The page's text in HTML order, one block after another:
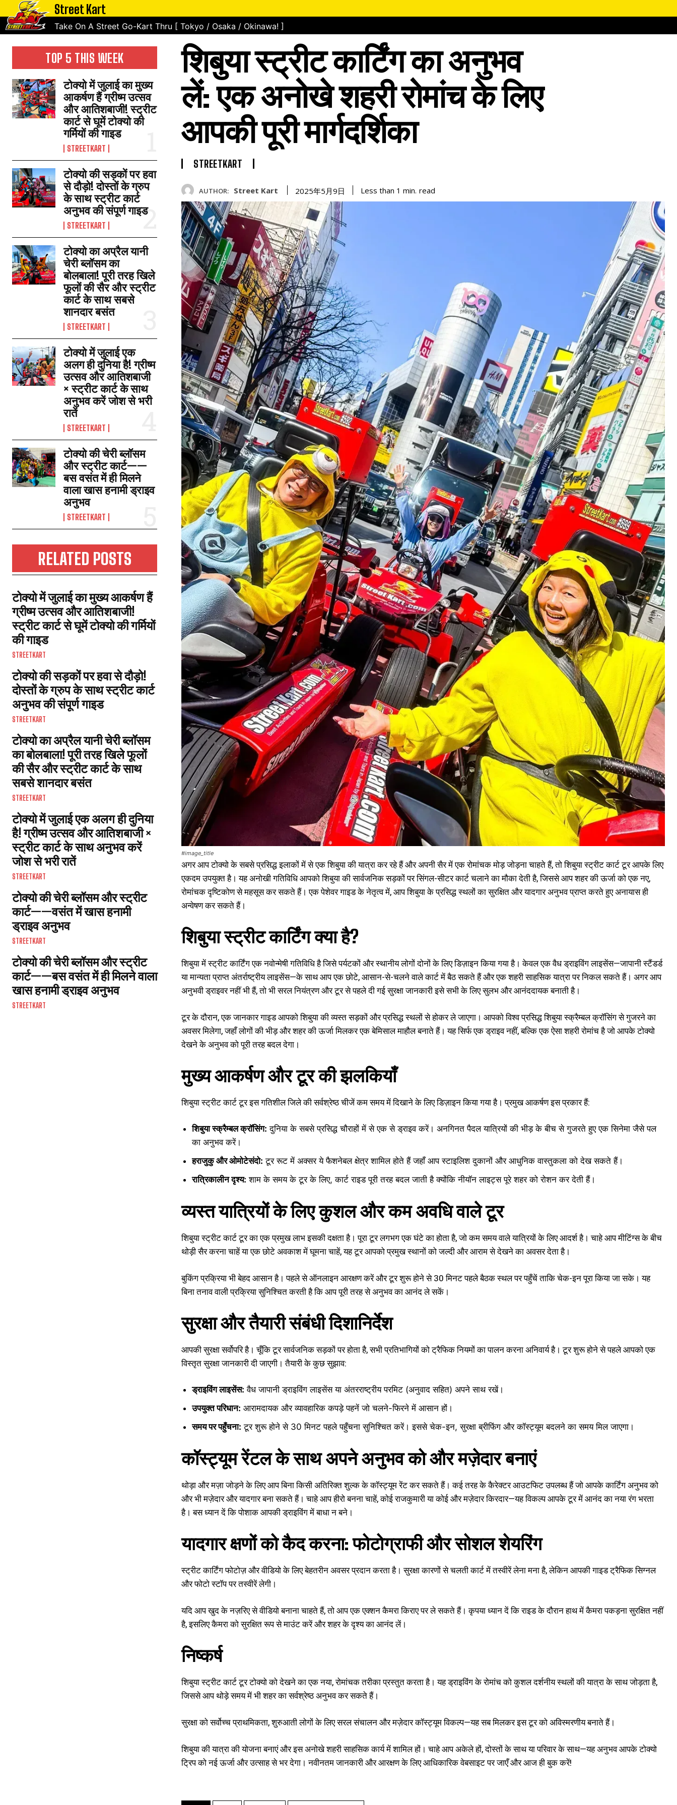
Street Kart
Take On A Street Go-Kart Thru [ Tokyo / Osaka / Okinawa! ]
TOP 5 THIS WEEK
टोक्यो में जुलाई का मुख्य
आकर्षण हैं ग्रीष्म उत्सव
और आतिशबाजी! स्ट्रीट
कार्ट से घूमें टोक्यो की
गर्मियों की गाइड
STREETKART
टोक्यो की सड़कों पर हवा
से दौड़ो! दोस्तों के ग्रुप
के साथ स्ट्रीट कार्ट
अनुभव की संपूर्ण गाइड
STREETKART
टोक्यो का अप्रैल यानी
चेरी ब्लॉसम का
बोलबाला! पूरी तरह खिले
फूलों की सैर और स्ट्रीट
कार्ट के साथ सबसे
शानदार बसंत
STREETKART
टोक्यो में जुलाई एक
अलग ही दुनिया है! ग्रीष्म
उत्सव और आतिशबाजी
× स्ट्रीट कार्ट के साथ
अनुभव करें जोश से भरी
रातें
STREETKART
टोक्यो की चेरी ब्लॉसम
और स्ट्रीट कार्ट——
बस वसंत में ही मिलने
वाला खास हनामी ड्राइव
अनुभव
STREETKART
RELATED POSTS
टोक्यो में जुलाई का मुख्य आकर्षण हैं
ग्रीष्म उत्सव और आतिशबाजी!
स्ट्रीट कार्ट से घूमें टोक्यो की गर्मियों
की गाइड
STREETKART
टोक्यो की सड़कों पर हवा से दौड़ो!
दोस्तों के ग्रुप के साथ स्ट्रीट कार्ट
अनुभव की संपूर्ण गाइड
STREETKART
टोक्यो का अप्रैल यानी चेरी ब्लॉसम
का बोलबाला! पूरी तरह खिले फूलों
की सैर और स्ट्रीट कार्ट के साथ
सबसे शानदार बसंत
STREETKART
टोक्यो में जुलाई एक अलग ही दुनिया
है! ग्रीष्म उत्सव और आतिशबाजी ×
स्ट्रीट कार्ट के साथ अनुभव करें
जोश से भरी रातें
STREETKART
टोक्यो की चेरी ब्लॉसम और स्ट्रीट
कार्ट——वसंत में खास हनामी
ड्राइव अनुभव
STREETKART
टोक्यो की चेरी ब्लॉसम और स्ट्रीट
कार्ट——बस वसंत में ही मिलने वाला
खास हनामी ड्राइव अनुभव
STREETKART
शिबुया स्ट्रीट कार्टिंग का अनुभव
लें: एक अनोखे शहरी रोमांच के लिए
आपकी पूरी मार्गदर्शिका
STREETKART
AUTHOR: Street Kart 2025年5月9日 Less than 1 min. read
#image_title
अगर आप टोक्यो के सबसे प्रसिद्ध इलाकों में से एक शिबुया की यात्रा कर रहे हैं और अपनी सैर में एक रोमांचक मोड़ जोड़ना चाहते हैं, तो शिबुया स्ट्रीट कार्ट टूर आपके लिए
एकदम उपयुक्त है। यह अनोखी गतिविधि आपको शिबुया की सार्वजनिक सड़कों पर सिंगल-सीटर कार्ट चलाने का मौका देती है, जिससे आप शहर की ऊर्जा को एक नए,
रोमांचक दृष्टिकोण से महसूस कर सकते हैं। एक पेशेवर गाइड के नेतृत्व में, आप शिबुया के प्रसिद्ध स्थलों का सुरक्षित और यादगार अनुभव प्राप्त करते हुए अनायास ही
अन्वेषण कर सकते हैं।
शिबुया स्ट्रीट कार्टिंग क्या है?
शिबुया में स्ट्रीट कार्टिंग एक नवोन्मेषी गतिविधि है जिसे पर्यटकों और स्थानीय लोगों दोनों के लिए डिज़ाइन किया गया है। केवल एक वैध ड्राइविंग लाइसेंस—जापानी स्टैंडर्ड
या मान्यता प्राप्त अंतर्राष्ट्रीय लाइसेंस—के साथ आप एक छोटे, आसान-से-चलने वाले कार्ट में बैठ सकते हैं और एक शहरी साहसिक यात्रा पर निकल सकते हैं। अगर आप
अनुभवी ड्राइवर नहीं भी हैं, तो भी सरल नियंत्रण और टूर से पहले दी गई सुरक्षा जानकारी इसे सभी के लिए सुलभ और आनंददायक बनाती है।
टूर के दौरान, एक जानकार गाइड आपको शिबुया की व्यस्त सड़कों और प्रसिद्ध स्थलों से होकर ले जाएगा। आपको विश्व प्रसिद्ध शिबुया स्क्रैम्बल क्रॉसिंग से गुजरने का
अवसर मिलेगा, जहाँ लोगों की भीड़ और शहर की ऊर्जा मिलकर एक बेमिसाल माहौल बनाते हैं। यह सिर्फ एक ड्राइव नहीं, बल्कि एक ऐसा शहरी रोमांच है जो आपके टोक्यो
देखने के अनुभव को पूरी तरह बदल देगा।
मुख्य आकर्षण और टूर की झलकियाँ
शिबुया स्ट्रीट कार्ट टूर इस गतिशील जिले की सर्वश्रेष्ठ चीजें कम समय में दिखाने के लिए डिज़ाइन किया गया है। प्रमुख आकर्षण इस प्रकार हैं:
शिबुया स्क्रैम्बल क्रॉसिंग: दुनिया के सबसे प्रसिद्ध चौराहों में से एक से ड्राइव करें। अनगिनत पैदल यात्रियों की भीड़ के बीच से गुजरते हुए एक सिनेमा जैसे पल
का अनुभव करें।
हराजुकु और ओमोटेसंदो: टूर रूट में अक्सर ये फैशनेबल क्षेत्र शामिल होते हैं जहाँ आप स्टाइलिश दुकानों और आधुनिक वास्तुकला को देख सकते हैं।
रात्रिकालीन दृश्य: शाम के समय के टूर के लिए, कार्ट राइड पूरी तरह बदल जाती है क्योंकि नीयॉन लाइट्स पूरे शहर को रोशन कर देती हैं।
व्यस्त यात्रियों के लिए कुशल और कम अवधि वाले टूर
शिबुया स्ट्रीट कार्ट टूर का एक प्रमुख लाभ इसकी दक्षता है। पूरा टूर लगभग एक घंटे का होता है, जो कम समय वाले यात्रियों के लिए आदर्श है। चाहे आप मीटिंग्स के बीच
थोड़ी सैर करना चाहें या एक छोटे अवकाश में घूमना चाहें, यह टूर आपको प्रमुख स्थानों को जल्दी और आराम से देखने का अवसर देता है।
बुकिंग प्रक्रिया भी बेहद आसान है। पहले से ऑनलाइन आरक्षण करें और टूर शुरू होने से 30 मिनट पहले बैठक स्थल पर पहुँचें ताकि चेक-इन पूरा किया जा सके। यह
बिना तनाव वाली प्रक्रिया सुनिश्चित करती है कि आप पूरी तरह से अनुभव का आनंद ले सकें।
सुरक्षा और तैयारी संबंधी दिशानिर्देश
आपकी सुरक्षा सर्वोपरि है। चूँकि टूर सार्वजनिक सड़कों पर होता है, सभी प्रतिभागियों को ट्रैफिक नियमों का पालन करना अनिवार्य है। टूर शुरू होने से पहले आपको एक
विस्तृत सुरक्षा जानकारी दी जाएगी। तैयारी के कुछ सुझाव:
ड्राइविंग लाइसेंस: वैध जापानी ड्राइविंग लाइसेंस या अंतरराष्ट्रीय परमिट (अनुवाद सहित) अपने साथ रखें।
उपयुक्त परिधान: आरामदायक और व्यावहारिक कपड़े पहनें जो चलने-फिरने में आसान हों।
समय पर पहुँचना: टूर शुरू होने से 30 मिनट पहले पहुँचना सुनिश्चित करें। इससे चेक-इन, सुरक्षा ब्रीफिंग और कॉस्ट्यूम बदलने का समय मिल जाएगा।
कॉस्ट्यूम रेंटल के साथ अपने अनुभव को और मज़ेदार बनाएं
थोड़ा और मज़ा जोड़ने के लिए आप बिना किसी अतिरिक्त शुल्क के कॉस्ट्यूम रेंट कर सकते हैं। कई तरह के कैरेक्टर आउटफिट उपलब्ध हैं जो आपके कार्टिंग अनुभव को
और भी मज़ेदार और यादगार बना सकते हैं। चाहे आप हीरो बनना चाहें, कोई राजकुमारी या कोई और मज़ेदार किरदार—यह विकल्प आपके टूर में आनंद का नया रंग भरता
है। बस ध्यान दें कि पोशाक आपकी ड्राइविंग में बाधा न बने।
यादगार क्षणों को कैद करना: फोटोग्राफी और सोशल शेयरिंग
स्ट्रीट कार्टिंग फोटोज़ और वीडियो के लिए बेहतरीन अवसर प्रदान करता है। सुरक्षा कारणों से चलती कार्ट में तस्वीरें लेना मना है, लेकिन आपकी गाइड ट्रैफिक सिग्नल
और फोटो स्टॉप पर तस्वीरें लेगी।
यदि आप खुद के नज़रिए से वीडियो बनाना चाहते हैं, तो आप एक एक्शन कैमरा किराए पर ले सकते हैं। कृपया ध्यान दें कि राइड के दौरान हाथ में कैमरा पकड़ना सुरक्षित नहीं
है, इसलिए कैमरा को सुरक्षित रूप से माउंट करें और शहर के दृश्य का आनंद लें।
निष्कर्ष
शिबुया स्ट्रीट कार्ट टूर टोक्यो को देखने का एक नया, रोमांचक तरीका प्रस्तुत करता है। यह ड्राइविंग के रोमांच को कुशल दर्शनीय स्थलों की यात्रा के साथ जोड़ता है,
जिससे आप थोड़े समय में भी शहर का सर्वश्रेष्ठ अनुभव कर सकते हैं।
सुरक्षा को सर्वोच्च प्राथमिकता, शुरुआती लोगों के लिए सरल संचालन और मज़ेदार कॉस्ट्यूम विकल्प—यह सब मिलकर इस टूर को अविस्मरणीय बनाते हैं।
शिबुया की यात्रा की योजना बनाएं और इस अनोखे शहरी साहसिक कार्य में शामिल हों। चाहे आप अकेले हों, दोस्तों के साथ या परिवार के साथ—यह अनुभव आपके टोक्यो
ट्रिप को नई ऊर्जा और उत्साह से भर देगा। नवीनतम जानकारी और आरक्षण के लिए आधिकारिक वेबसाइट पर जाएँ और आज ही बुक करें!